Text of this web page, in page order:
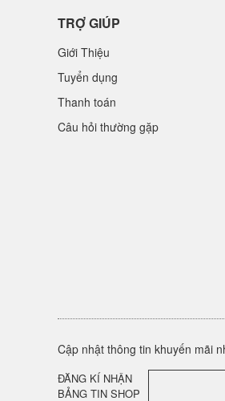
TRỢ GIÚP
Giới Thiệu
Tuyển dụng
Thanh toán
Câu hỏi thường gặp
Cập nhật thông tin khuyến mãi
ĐĂNG KÍ NHẬN
BẢNG TIN SHOP